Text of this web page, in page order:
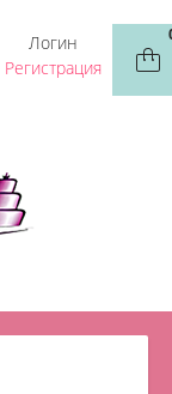
Логин
Регистрация